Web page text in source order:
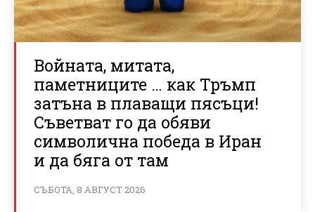
Войната, митата,
паметниците … как Тръмп
затъна в плаващи пясъци!
Съветват го да обяви
символична победа в Иран
и да бяга от там
СЪБОТА, 8 АВГУСТ 2026